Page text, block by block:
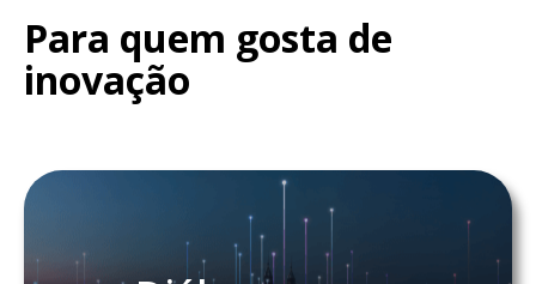
Para quem gosta de
inovação